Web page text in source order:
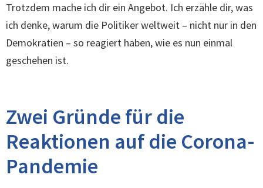
Trotzdem mache ich dir ein Angebot. Ich erzähle dir, was
ich denke, warum die Politiker weltweit – nicht nur in den
Demokratien – so reagiert haben, wie es nun einmal
geschehen ist.
Zwei Gründe für die
Reaktionen auf die Corona-
Pandemie